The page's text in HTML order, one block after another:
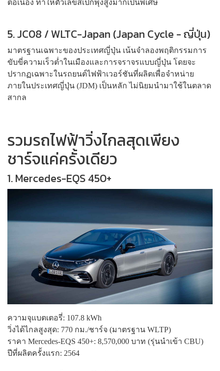
ต่อเนื่อง ทำให้ตัวเลขสเปกพุ่งสูงมากเป็นพิเศษ
5. JC08 / WLTC-Japan (Japan Cycle - ญี่ปุ่น)
มาตรฐานเฉพาะของประเทศญี่ปุ่น เน้นจำลองพฤติกรรมการ
ขับขี่ความเร็วต่ำในเมืองและการจราจรแบบญี่ปุ่น โดยจะ
ปรากฏเฉพาะในรถยนต์ไฟฟ้าเวอร์ชันที่ผลิตเพื่อจำหน่าย
ภายในประเทศญี่ปุ่น (JDM) เป็นหลัก ไม่นิยมนำมาใช้ในตลาด
สากล
รวมรถไฟฟ้าวิ่งไกลสุดเพียง
ชาร์จแค่ครั้งเดียว
1. Mercedes-EQS 450+
ความจุแบตเตอรี่: 107.8 kWh
วิ่งได้ไกลสูงสุด: 770 กม./ชาร์จ (มาตรฐาน WLTP)
ราคา Mercedes-EQS 450+: 8,570,000 บาท (รุ่นนำเข้า CBU)
ปีที่ผลิตครั้งแรก: 2564